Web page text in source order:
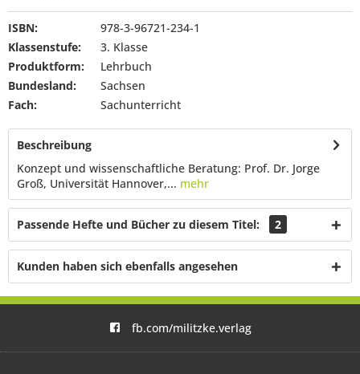
ISBN:
978-3-96721-234-1
Klassenstufe:
3. Klasse
Produktform:
Lehrbuch
Bundesland:
Sachsen
Fach:
Sachunterricht
Beschreibung
Konzept und wissenschaftliche Beratung: Prof. Dr. Jorge
Groß, Universität Hannover,... mehr
Passende Hefte und Bücher zu diesem Titel: 2
Kunden haben sich ebenfalls angesehen
fb.com/militzke.verlag